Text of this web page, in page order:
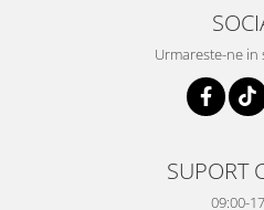
Urmareste-ne in
SUPORT
09:00-